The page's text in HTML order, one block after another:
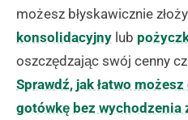
możesz błyskawicznie
konsolidacyjny lub
oszczędzając swój cenny
Sprawdź, jak łatwo
gotówkę bez wychodzenia